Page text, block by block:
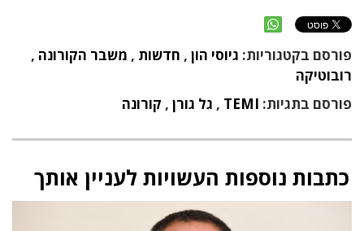
פורסם בקטגוריות: גיוסי הון , חדשות , משבר הקורונה ,
רובוטיקה
פורסם בתגיות: TEMI
, גל גורן , קורונה
כתבות נוספות העשויות לעניין אותך